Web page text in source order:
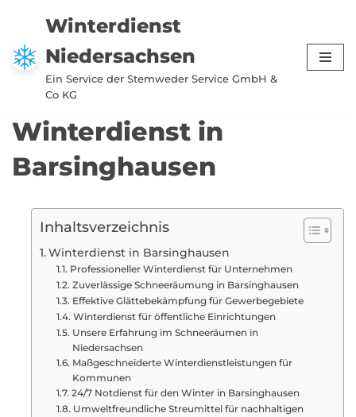
Zum
Inhalt
springen
Winterdienst
Niedersachsen
Ein Service der Stemweder Service GmbH &
Co KG
Winterdienst in
Barsinghausen
Inhaltsverzeichnis
Winterdienst in Barsinghausen
Professioneller Winterdienst für Unternehmen
Zuverlässige Schneeräumung in Barsinghausen
Effektive Glättebekämpfung für Gewerbegebiete
Winterdienst für öffentliche Einrichtungen
Unsere Erfahrung im Schneeräumen in
Niedersachsen
Maßgeschneiderte Winterdienstleistungen für
Kommunen
24/7 Notdienst für den Winter in Barsinghausen
Umweltfreundliche Streumittel für nachhaltigen